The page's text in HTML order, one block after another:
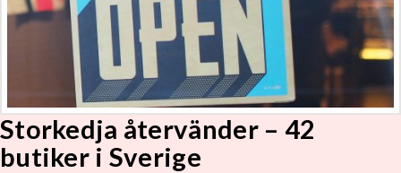
Storkedja återvänder – 42
butiker i Sverige